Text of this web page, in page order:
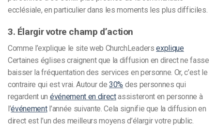
ecclésiale, en particulier dans les moments les plus difficiles.
3. Élargir votre champ d’action
Comme l’explique le site web ChurchLeadersexplique
Certaines églises craignent que la diffusion en direct ne fasse
baisser la fréquentation des services en personne. Or, c’est le
contraire qui est vrai. Autour de30% des personnes qui
regardent un événement en directassisteront en personne à
l’événementl’année suivante. Cela signifie que la diffusion en
direct est l’un des meilleurs moyens d’élargir votre public.